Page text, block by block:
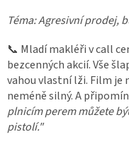
Téma: Agresivní prodej,
📞 Mladí makléři v call
bezcenných akcií. Vše
vahou vlastní lži. Film je
neméně silný. A
plnicím perem můžete
pistolí."